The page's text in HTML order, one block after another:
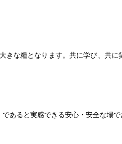
な糧となります。共に学び、共
あると実感できる安心・安全な場で